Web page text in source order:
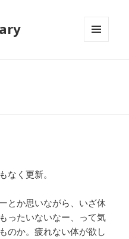
なく更新。
とか思いながら、いざ休
ったいないなー、って気
のか。疲れない体が欲し